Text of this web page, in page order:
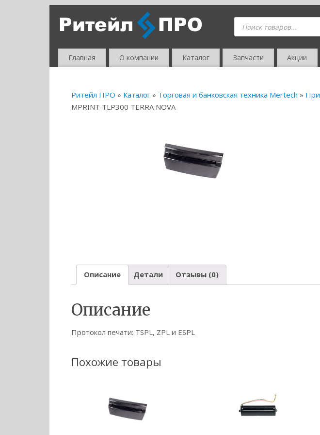
Главная О компании Каталог Запчасти Акции
Ритейл ПРО » Каталог » Торговая и банковская техника Mertech »
MPRINT TLP300 TERRA NOVA
Описание Детали Отзывы (0)
Описание
Протокол печати: TSPL, ZPL и ESPL
Похожие товары